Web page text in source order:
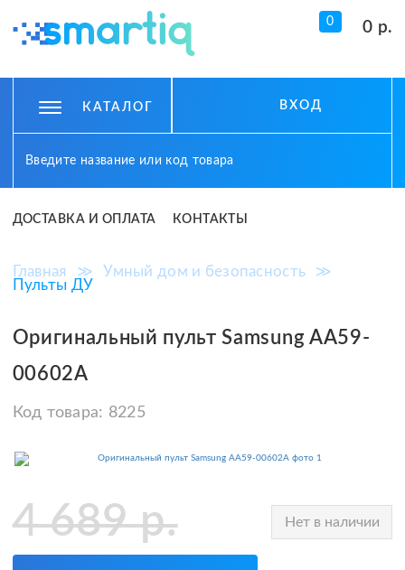
0 0 р.
КАТАЛОГ ВХОД
ДОСТАВКА И ОПЛАТА КОНТАКТЫ
Главная ≫ Умный дом и безопасность
≫
Пульты ДУ
Оригинальный пульт Samsung AA59-
00602A
Код товара: 8225
4 689р. Нет в наличии